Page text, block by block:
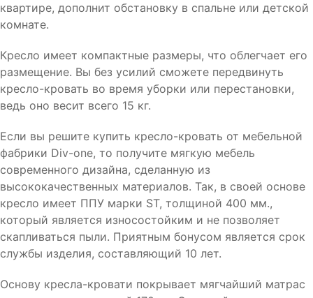
квартире, дополнит обстановку в спальне или детской
комнате.
Кресло имеет компактные размеры, что облегчает его
размещение. Вы без усилий сможете передвинуть
кресло-кровать во время уборки или перестановки,
ведь оно весит всего 15 кг.
Если вы решите купить кресло-кровать от мебельной
фабрики Div-one, то получите мягкую мебель
современного дизайна, сделанную из
высококачественных материалов. Так, в своей основе
кресло имеет ППУ марки ST, толщиной 400 мм.,
который является износостойким и не позволяет
скапливаться пыли. Приятным бонусом является срок
службы изделия, составляющий 10 лет.
Основу кресла-кровати покрывает мягчайший матрас